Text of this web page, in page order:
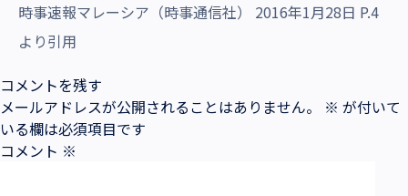
時事速報マレーシア（時事通信社） 2016年1月28日 P.4
より引用
コメントを残す
メールアドレスが公開されることはありません。
※ が付いて
いる欄は必須項目です
コメント ※